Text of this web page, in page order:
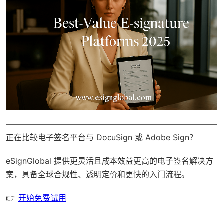
正在比较电子签名平台与 DocuSign 或 Adobe Sign？
eSignGlobal 提供更灵活且成本效益更高的电子签名解决方
案，具备全球合规性、透明定价和更快的入门流程。
👉 开始免费试用